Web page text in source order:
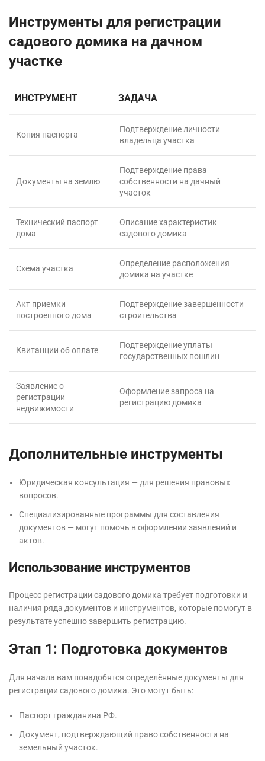
Инструменты для регистрации
садового домика на дачном
участке
ИНСТРУМЕНТ ЗАДАЧА
Копия паспорта
Подтверждение личности
владельца участка
Документы на землю
Подтверждение права
собственности на дачный
участок
Технический паспорт
дома
Описание характеристик
садового домика
Схема участка
Определение расположения
домика на участке
Акт приемки
построенного дома
Подтверждение завершенности
строительства
Квитанции об оплате
Подтверждение уплаты
государственных пошлин
Заявление о
регистрации
недвижимости
Оформление запроса на
регистрацию домика
Дополнительные инструменты
Юридическая консультация — для решения правовых
вопросов.
Специализированные программы для составления
документов — могут помочь в оформлении заявлений и
актов.
Использование инструментов
Процесс регистрации садового домика требует подготовки и
наличия ряда документов и инструментов, которые помогут в
результате успешно завершить регистрацию.
Этап 1: Подготовка документов
Для начала вам понадобятся определённые документы для
регистрации садового домика. Это могут быть:
Паспорт гражданина РФ.
Документ, подтверждающий право собственности на
земельный участок.